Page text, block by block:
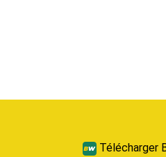
Télécharger